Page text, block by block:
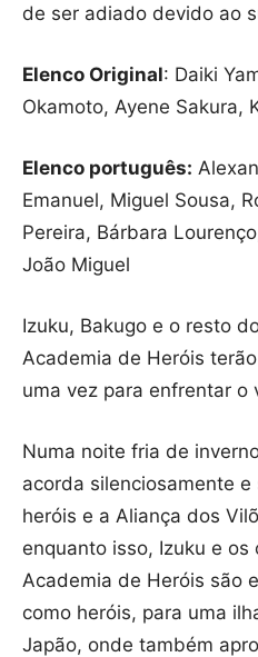
de ser adiado devido ao
Elenco Original: Daiki
Okamoto, Ayene Sakura,
Elenco português:
Emanuel, Miguel Sousa,
Pereira, Bárbara
João Miguel
Izuku, Bakugo e o resto
Academia de Heróis
uma vez para enfrentar o
Numa noite fria de
acorda silenciosamente
heróis e a Aliança dos
enquanto isso, Izuku e os
Academia de Heróis são
como heróis, para uma
Japão, onde também